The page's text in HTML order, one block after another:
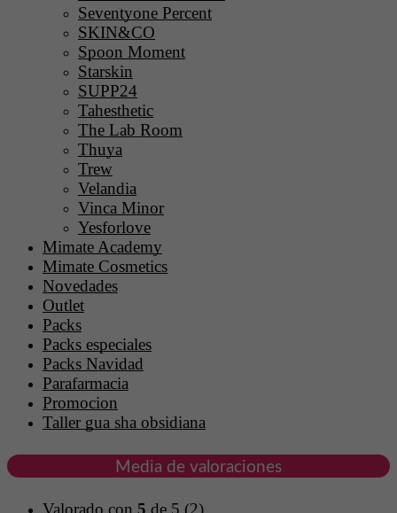
Seventyone Percent
SKIN&CO
Spoon Moment
Starskin
SUPP24
Tahesthetic
The Lab Room
Thuya
Trew
Velandia
Vinca Minor
Yesforlove
Mimate Academy
Mimate Cosmetics
Novedades
Outlet
Packs
Packs especiales
Packs Navidad
Parafarmacia
Promocion
Taller gua sha obsidiana
Media de valoraciones
Valorado con 5 de 5 (2)